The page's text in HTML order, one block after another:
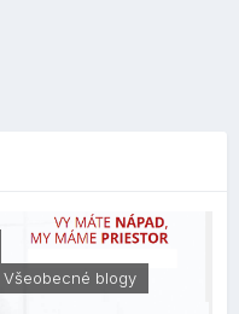
Všeobecné blogy